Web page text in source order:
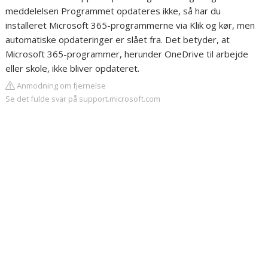
meddelelsen Programmet opdateres ikke, så har du
installeret Microsoft 365-programmerne via Klik og kør, men
automatiske opdateringer er slået fra. Det betyder, at
Microsoft 365-programmer, herunder OneDrive til arbejde
eller skole, ikke bliver opdateret.
Anmodning om fjernelse
Se det fulde svar på support.microsoft.com